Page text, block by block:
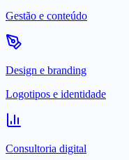
Gestão e conteúdo
Design e branding
Logotipos e identidade
Consultoria digital